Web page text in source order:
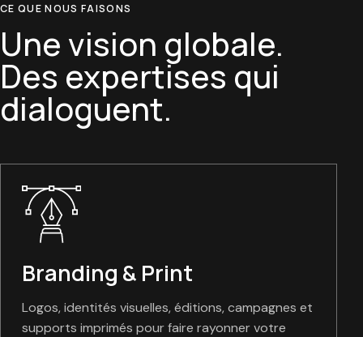
CE QUE NOUS FAISONS
Une vision globale.
Des expertises qui
dialoguent.
Branding & Print
Logos, identités visuelles, éditions, campagnes et
supports imprimés pour faire rayonner votre